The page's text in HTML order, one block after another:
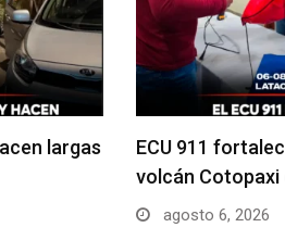
largas
ECU 911
volcán Cotopaxi
agosto 6, 2026